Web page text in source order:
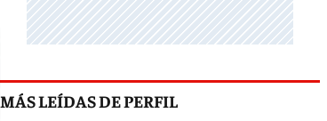
MÁS LEÍDAS DE PERFIL